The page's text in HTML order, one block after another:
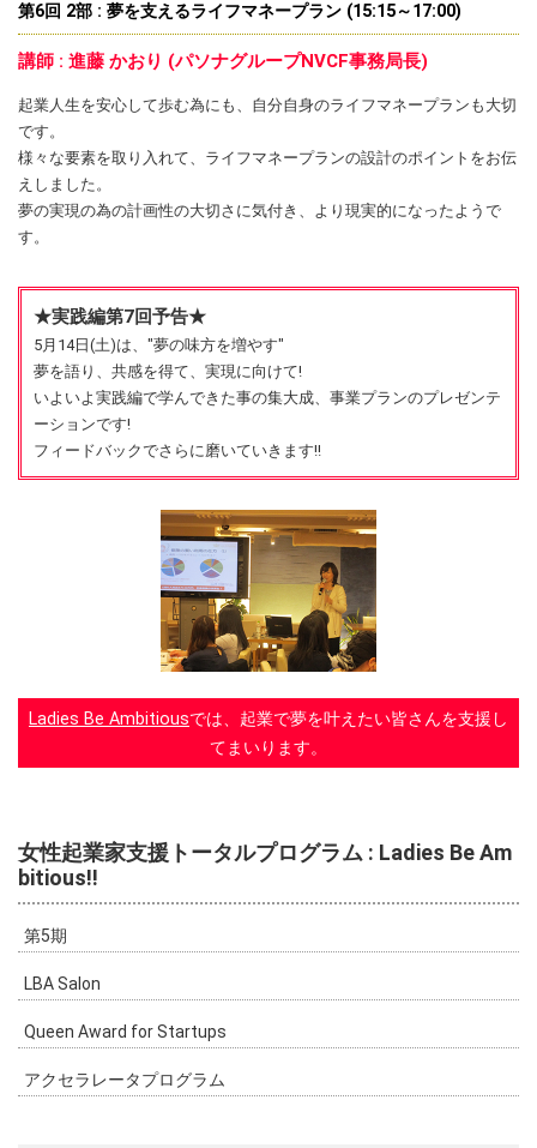
第6回 2部 : 夢を支えるライフマネープラン (15:15～17:00)
講師 : 進藤 かおり (パソナグループNVCF事務局長)
起業人生を安心して歩む為にも、自分自身のライフマネープランも大切
です。
様々な要素を取り入れて、ライフマネープランの設計のポイントをお伝
えしました。
夢の実現の為の計画性の大切さに気付き、より現実的になったようで
す。
★実践編第7回予告★
5月14日(土)は、"夢の味方を増やす"
夢を語り、共感を得て、実現に向けて!
いよいよ実践編で学んできた事の集大成、事業プランのプレゼンテ
ーションです!
フィードバックでさらに磨いていきます!!
Ladies Be Ambitiousでは、起業で夢を叶えたい皆さんを支援し
てまいります。
女性起業家支援トータルプログラム : Ladies Be Am
bitious!!
第5期
LBA Salon
Queen Award for Startups
アクセラレータプログラム